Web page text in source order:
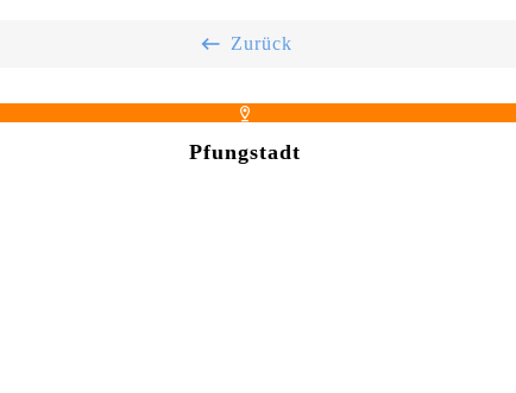
Zurück
Pfungstadt